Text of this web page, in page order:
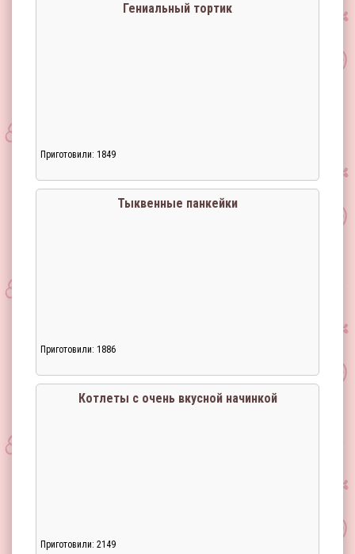
Гениальный тортик
Приготовили: 1849
Тыквенные панкейки
Приготовили: 1886
Котлеты с очень вкусной начинкой
Приготовили: 2149